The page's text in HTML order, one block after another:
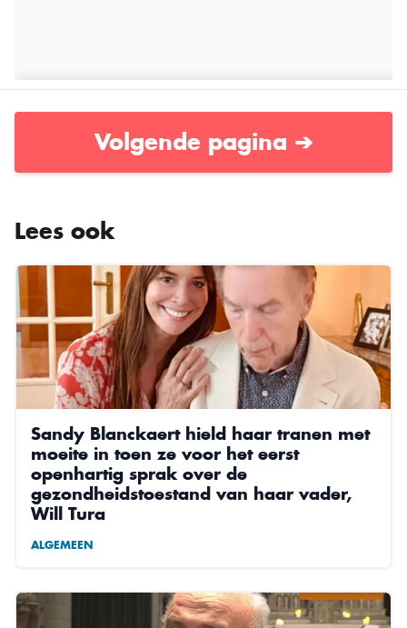
Volgende pagina ➔
Lees ook
Sandy Blanckaert hield haar tranen met
moeite in toen ze voor het eerst
openhartig sprak over de
gezondheidstoestand van haar vader,
Will Tura
ALGEMEEN